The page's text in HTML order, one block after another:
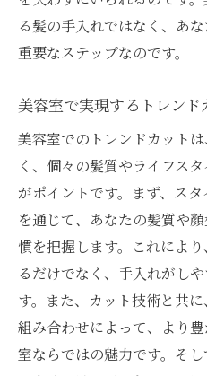
る髪の手入れではなく、あ
重要なステップなのです。
美容室で実現するトレンド
美容室でのトレンドカット
く、個々の髪質やライフス
がポイントです。まず、ス
を通じて、あなたの髪質や
慣を把握します。これによ
るだけでなく、手入れがし
す。また、カット技術と共
組み合わせによって、より
室ならではの魅力です。そ